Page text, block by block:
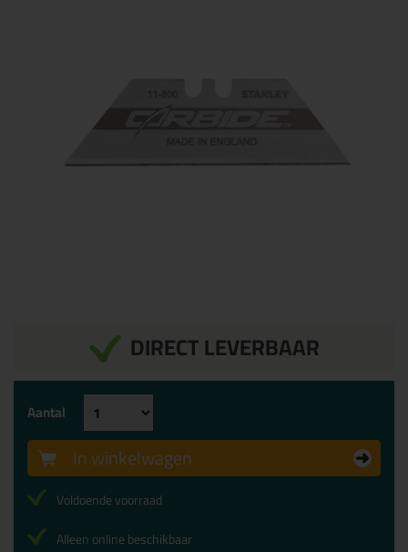
DIRECT LEVERBAAR
Aantal
In winkelwagen
Voldoende voorraad
Alleen online beschikbaar